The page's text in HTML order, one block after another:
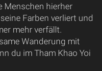
Menschen hierher
Farben verliert und
mehr verfällt.
Wanderung mit
du im Tham Khao Yoi